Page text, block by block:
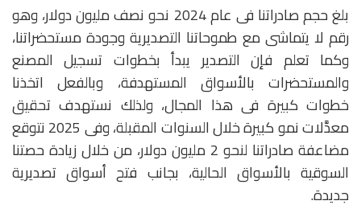
بلغ حجم صادراتنا فى عام 2024 نحو نصف مليون دولار، وهو
رقم لا يتماشى مع طموحاتنا التصديرية وجودة مستحضراتنا،
وكما تعلم فإن التصدير يبدأ بخطوات تسجيل المصنع
والمستحضرات بالأسواق المستهدفة، وبالفعل اتخذنا
خطوات كبيرة فى هذا المجال، ولذلك نستهدف تحقيق
معدَّلات نمو كبيرة خلال السنوات المقبلة، وفى 2025 نتوقع
مضاعفة صادراتنا لنحو 2 مليون دولار، من خلال زيادة حصتنا
السوقية بالأسواق الحالية، بجانب فتح أسواق تصديرية
جديدة.